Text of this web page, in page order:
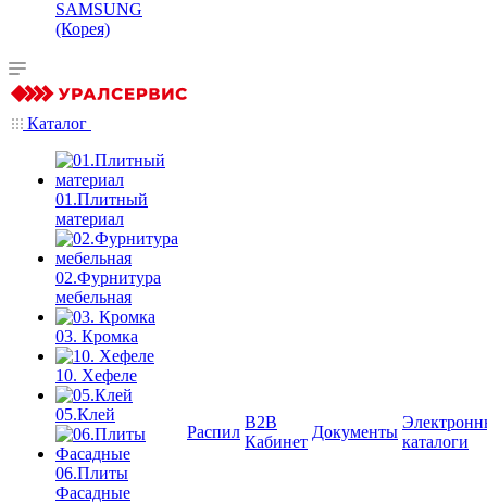
SAMSUNG
(Корея)
Каталог
01.Плитный
материал
02.Фурнитура
мебельная
03. Кромка
10. Хефеле
05.Клей
06.Плиты
Фасадные
Распил
B2B
Кабинет
Документы
каталоги